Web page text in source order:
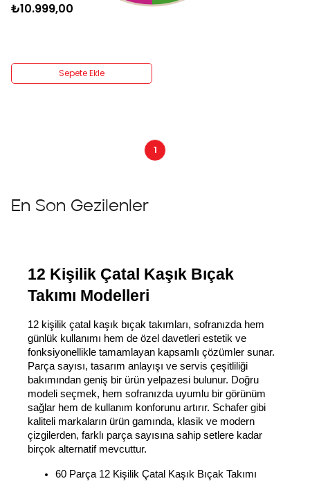
₺10.999,00
Sepete Ekle
1
En Son Gezilenler
12 Kişilik Çatal Kaşık Bıçak
Takımı Modelleri
12 kişilik çatal kaşık bıçak takımları, sofranızda hem
günlük kullanımı hem de özel davetleri estetik ve
fonksiyonellikle tamamlayan kapsamlı çözümler sunar.
Parça sayısı, tasarım anlayışı ve servis çeşitliliği
bakımından geniş bir ürün yelpazesi bulunur. Doğru
modeli seçmek, hem sofranızda uyumlu bir görünüm
sağlar hem de kullanım konforunu artırır. Schafer gibi
kaliteli markaların ürün gamında, klasik ve modern
çizgilerden, farklı parça sayısına sahip setlere kadar
birçok alternatif mevcuttur.
60 Parça 12 Kişilik Çatal Kaşık Bıçak Takımı